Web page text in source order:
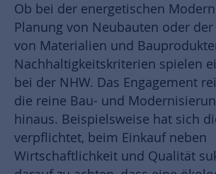
Ob bei der energetischen
Planung von Neubauten oder
von Materialien und
Nachhaltigkeitskriterien spielen
bei der NHW. Das Engagement
die reine Bau- und
hinaus. Beispielsweise hat sich
verpflichtet, beim Einkauf neben
Wirtschaftlichkeit und Qualität